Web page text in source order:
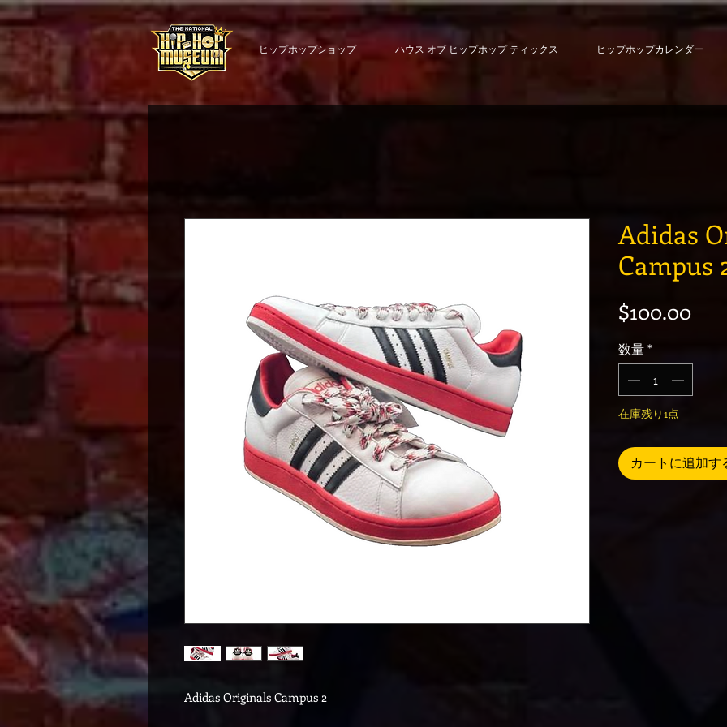
ヒップホップショップ ハウス オブ ヒップホップ ティックス ヒップホップカレンダー
Adidas Originals Campus 2
Adidas
Campus
$100.00価
数量*
在庫残り1点
カートに追加す